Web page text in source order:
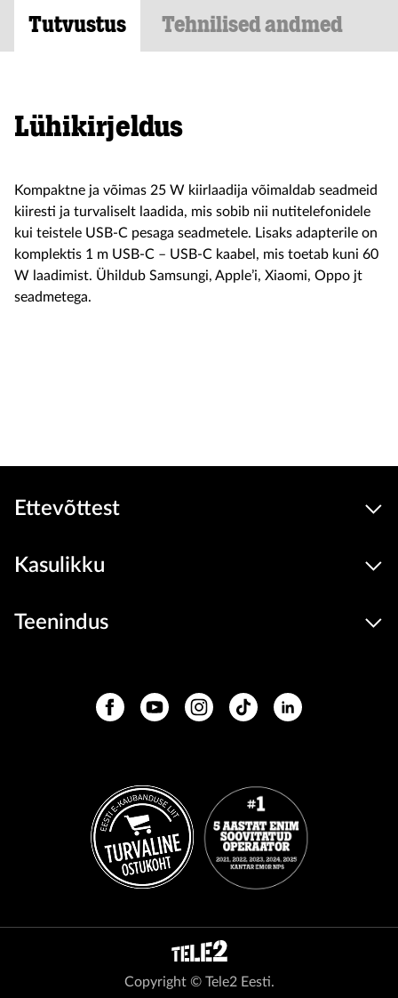
Tutvustus Tehnilised andmed
Lühikirjeldus
Kompaktne ja võimas 25 W kiirlaadija võimaldab seadmeid
kiiresti ja turvaliselt laadida, mis sobib nii nutitelefonidele
kui teistele USB-C pesaga seadmetele. Lisaks adapterile on
komplektis 1 m USB-C – USB-C kaabel, mis toetab kuni 60
W laadimist. Ühildub Samsungi, Apple’i, Xiaomi, Oppo jt
seadmetega.
Ettevõttest
Kasulikku
Teenindus
Copyright © Tele2 Eesti.